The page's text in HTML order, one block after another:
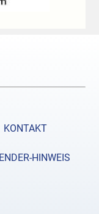
KONTAKT
HINWEIS